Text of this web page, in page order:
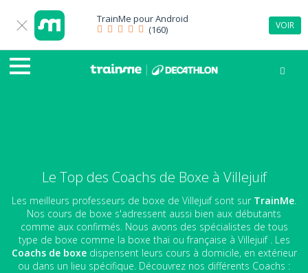
TrainMe pourAndroid
(160)
VOIR
Le Top des Coachs de Boxe à Villejuif
Les meilleurs professeurs de boxe de Villejuif sont sur TrainMe
Nos cours de boxe s'adressent aussi bien aux débutants
comme aux confirmés. Nous avons des spécialistes de tous
type de boxe comme la boxe thaï ou française à Villejuif . Les
Coachs de boxedispensent leurs cours à domicile, en extérieur
ou dans un lieu spécifique. Découvrez nos différents Coachs :